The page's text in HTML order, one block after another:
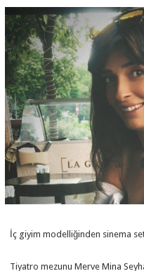
İç giyim modelliğinden sinema
Tiyatro mezunu Merve Mina